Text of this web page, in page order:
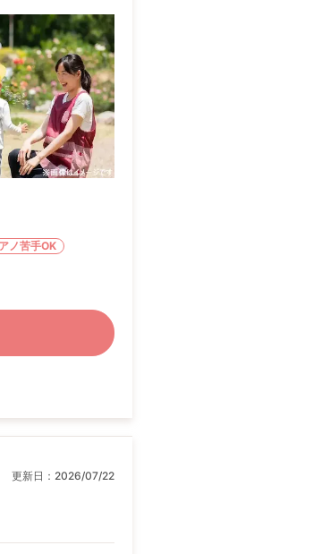
ノ苦手OK
更新日： 2026/07/22